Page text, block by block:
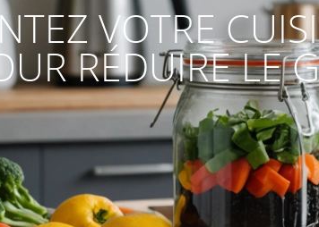
VOTRE
RÉDUIRE LE